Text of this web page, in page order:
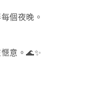
個夜晚。
意。🌊✨